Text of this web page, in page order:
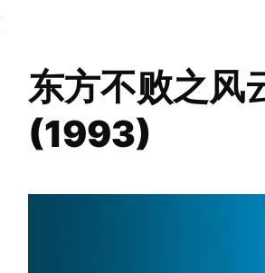
东方不败之风
(1993)